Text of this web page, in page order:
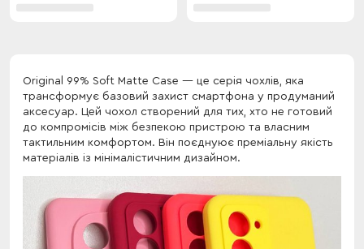
Original 99% Soft Matte Case — це серія чохлів, яка
трансформує базовий захист смартфона у продуманий
аксесуар. Цей чохол створений для тих, хто не готовий
до компромісів між безпекою пристрою та власним
тактильним комфортом. Він поєднуює преміальну якість
матеріалів із мінімалістичним дизайном.